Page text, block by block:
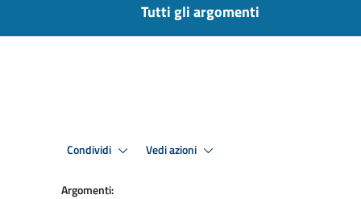
Tutti gli argomenti
Condividi Vedi azioni
Argomenti: